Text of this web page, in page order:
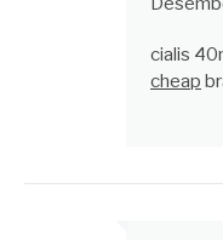
cialis
cheap